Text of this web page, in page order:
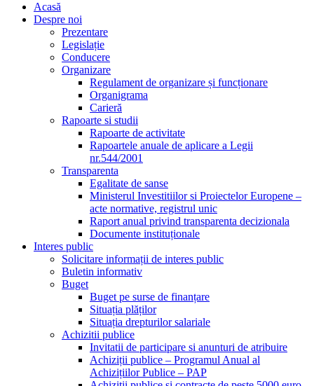
Acasă
Despre noi
Prezentare
Legislație
Conducere
Organizare
Regulament de organizare și funcționare
Organigrama
Carieră
Rapoarte si studii
Rapoarte de activitate
Rapoartele anuale de aplicare a Legii
nr.544/2001
Transparenta
Egalitate de sanse
Ministerul Investitiilor si Proiectelor Europene –
acte normative, registrul unic
Raport anual privind transparenta decizionala
Documente instituționale
Interes public
Solicitare informații de interes public
Buletin informativ
Buget
Buget pe surse de finanțare
Situația plăților
Situația drepturilor salariale
Achizitii publice
Invitatii de participare si anunturi de atribuire
Achiziții publice – Programul Anual al
Achizițiilor Publice – PAP